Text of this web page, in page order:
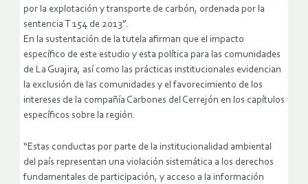
por la explotación y transporte de carbón, ordenada por la
sentencia T 154 de 2013”.
En la sustentación de la tutela afirman que el impacto
específico de este estudio y esta política para las comunidades
de La Guajira, así como las prácticas institucionales evidencian
la exclusión de las comunidades y el favorecimiento de los
intereses de la compañía Carbones del Cerrejón en los capítulos
específicos sobre la región.
“Estas conductas por parte de la institucionalidad ambiental
del país representan una violación sistemática a los derechos
fundamentales de participación, y acceso a la información